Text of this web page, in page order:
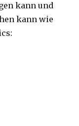
kann und
kann wie